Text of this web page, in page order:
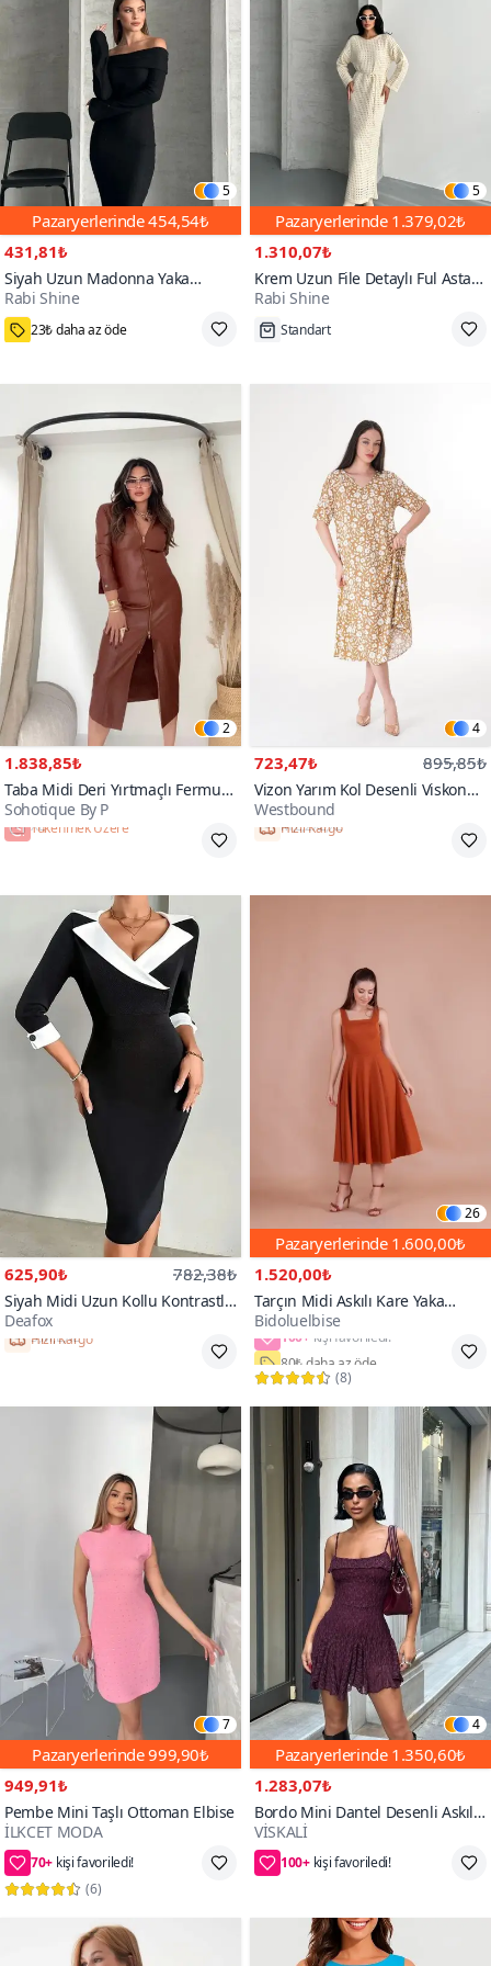
5
Pazaryerlerinde454,54₺
431,81₺
Siyah Uzun Madonna Yaka
Pamuklu Elbise
Rabi Shine
1000+
23₺ daha az öde
5
Pazaryerlerinde 1.379,02₺
1.310,07₺
Krem Uzun File Detaylı Ful Astarlı
Ajur Triko Elbise
Rabi Shine
Standart
2
1.838,85₺
Taba Midi Deri Yırtmaçlı Fermuar
Detay Elbise
Sohotique By P
4
723,47₺ 895,85₺
Vizon Yarım Kol Desenli Viskon
Yazlık Plaj Ev Tatil Midi Elbise
Westbound
Hızlı Kargo
625,90₺ 782,38₺
Siyah Midi Uzun Kollu Kontrastlı
Kenar Detaylı Kol Düğmeli A
Kesim Krep Kumaş Elbise
Deafox
Hızlı Kargo
26
Pazaryerlerinde 1.600,00₺
1.520,00₺
Tarçın Midi Askılı Kare Yaka
Elbise
Bidoluelbise
100+
80₺ daha az öde
(8)
7
Pazaryerlerinde999,90₺
949,91₺
Pembe Mini Taşlı Ottoman Elbise
İLKCET MODA
70+
50₺ daha az öde
(6)
4
Pazaryerlerinde 1.350,60₺
1.283,07₺
Bordo Mini Dantel Desenli Askılı
Volanlı Elbise
VİSKALİ
100+
68₺ daha az öde